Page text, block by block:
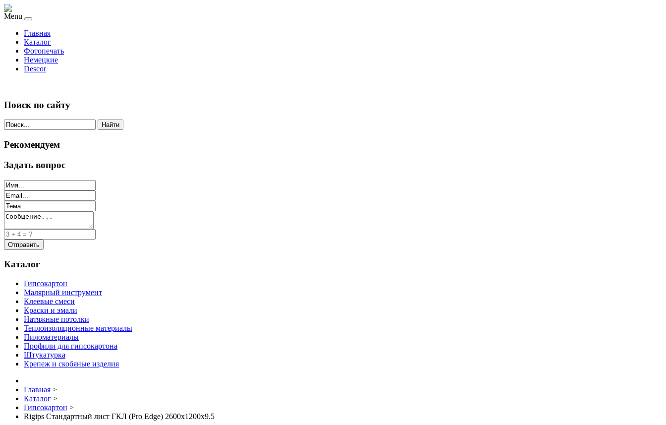
Menu
Главная
Каталог
Фотопечать
Немецкие
Descor
Поиск по сайту
Найти
Рекомендуем
Задать вопрос
Каталог
Гипсокартон
Малярный инструмент
Клеевые смеси
Краски и эмали
Натяжные потолки
Теплоизоляционные материалы
Пиломатериалы
Профили для гипсокартона
Штукатурка
Крепеж и скобяные изделия
Главная >
Каталог >
Гипсокартон >
Rigips Стандартный лист ГКЛ (Pro Edge) 2600x1200x9.5